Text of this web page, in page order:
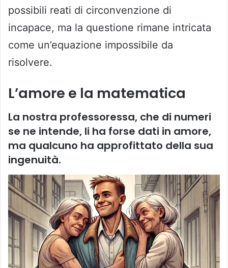
possibili reati di circonvenzione di
incapace, ma la questione rimane intricata
come un’equazione impossibile da
risolvere.
L’amore e la matematica
La nostra professoressa, che di numeri
se ne intende, li ha forse dati in amore,
ma qualcuno ha approfittato della sua
ingenuità.